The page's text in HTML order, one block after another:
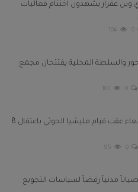
يشهدون اختتام فعاليات
المحلية يفتتحان مجمع
103
استنفار في صنعاء عقب قيام مليشيا الحوثي باعتقال 8
95
رفضاً لسياسات التجويع